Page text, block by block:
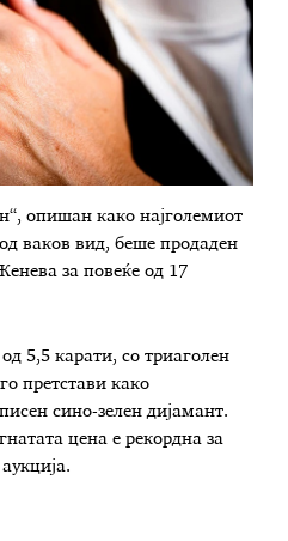
опишан како најголемиот
ваков вид, беше продаден
за повеќе од 17
5,5 карати, со триаголен
претстави како
сино-зелен дијамант.
цена е рекордна за